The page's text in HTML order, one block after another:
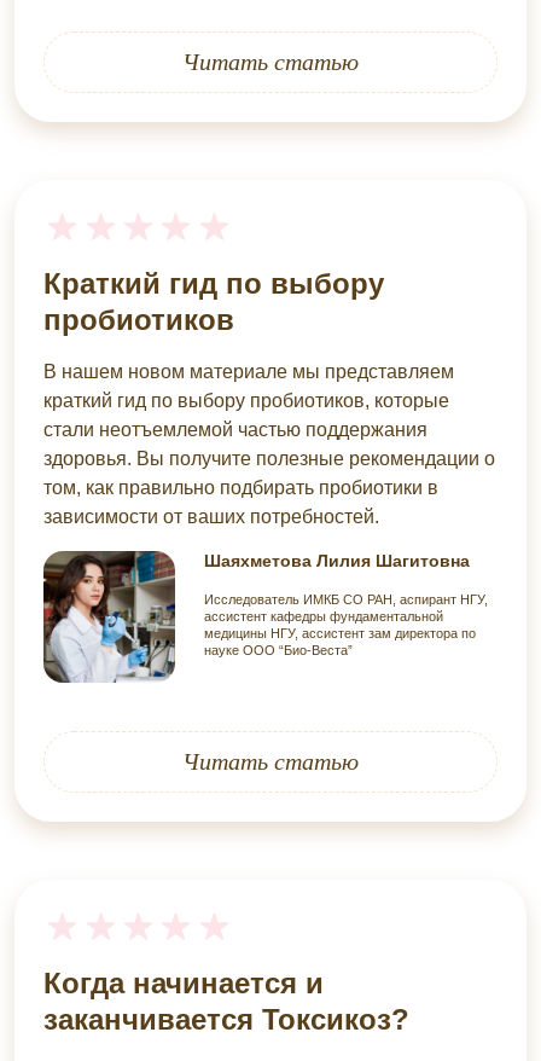
Читать статью
Шаяхметова Лилия Шагитовна
Исследователь ИМКБ СО РАН, аспирант НГУ,
ассистент кафедры фундаментальной
медицины НГУ, ассистент зам директора по
науке ООО “Био-Веста”
Читать статью
Краткий гид по выбору
пробиотиков
В нашем новом материале мы представляем
краткий гид по выбору пробиотиков, которые
стали неотъемлемой частью поддержания
здоровья. Вы получите полезные рекомендации о
том, как правильно подбирать пробиотики в
зависимости от ваших потребностей.
Когда начинается и
заканчивается Токсикоз?